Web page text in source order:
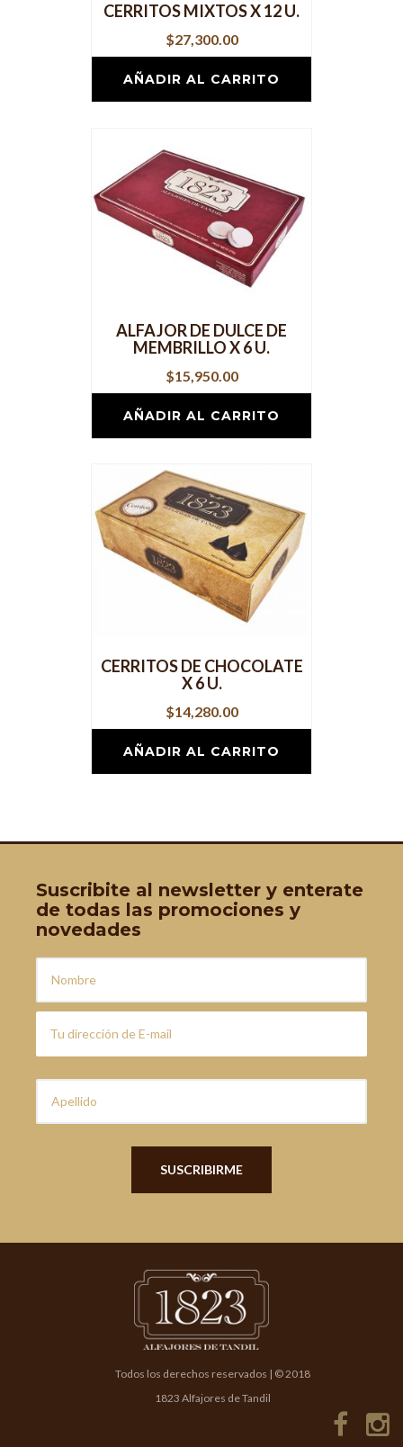
CERRITOS MIXTOS X 12 U.
$27,300.00
AÑADIR AL CARRITO
ALFAJOR DE DULCE DE
MEMBRILLO X 6 U.
$15,950.00
AÑADIR AL CARRITO
CERRITOS DE CHOCOLATE
X 6 U.
$14,280.00
AÑADIR AL CARRITO
Suscribite al newsletter y enterate
de todas las promociones y
novedades
Todos los derechos reservados | © 2018
1823 Alfajores de Tandil